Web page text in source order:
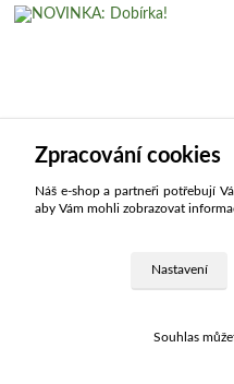
21.04.2025
Vyslyšeli jsme Vaše přání a
Zpracování cookies
Náš e-shop a partneři potřebují
aby Vám mohli zobrazovat
Nastavení
Souhlas